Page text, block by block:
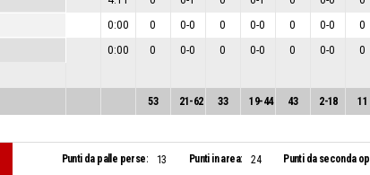
0:00 0 0-0 0 0-0 0 0-0 0
0:00 0 0-0 0 0-0 0 0-0 0
53 21 -62 33 19-44 43 2-18 11
Punti da palle perse: 13 Punti in area: 24